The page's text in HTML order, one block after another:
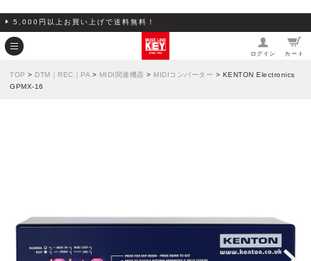
5,000円以上お買い上げで送料無料！
ログイン カート
TOP > DTM｜REC｜PA > MIDI関連機器 > MIDIコンバーター > KENTON Electronics
GPMX-16